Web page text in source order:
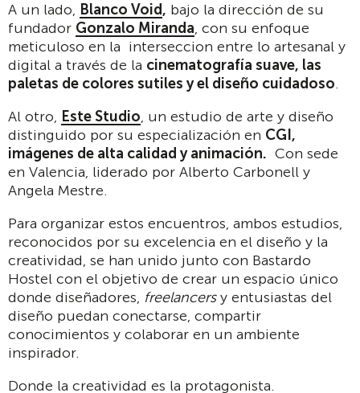
A un lado, Blanco Void, bajo la dirección de su
fundador Gonzalo Miranda, con su enfoque
meticuloso en la interseccion entre lo artesanal y
digital a través de la cinematografía suave, las
paletas de colores sutiles y el diseño cuidadoso.
Al otro, Este Studio, un estudio de arte y diseño
distinguido por su especialización en CGI,
imágenes de alta calidad y animación. Con sede
en Valencia, liderado por Alberto Carbonell y
Angela Mestre.
Para organizar estos encuentros, ambos estudios,
reconocidos por su excelencia en el diseño y la
creatividad, se han unido junto con Bastardo
Hostel con el objetivo de crear un espacio único
donde diseñadores, freelancersy entusiastas del
diseño puedan conectarse, compartir
conocimientos y colaborar en un ambiente
inspirador.
Donde la creatividad es la protagonista.